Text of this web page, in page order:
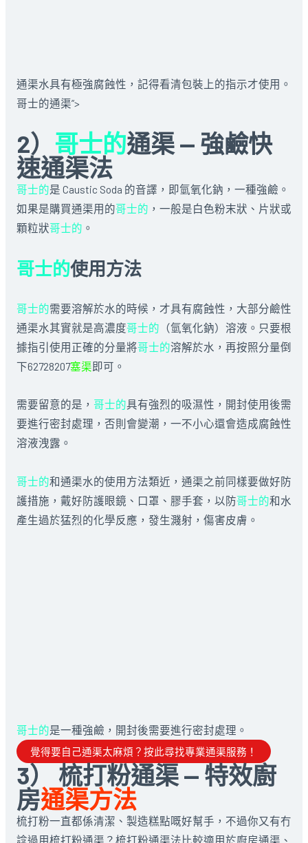
通渠水具有極強腐蝕性，記得看清包裝上的指示才使用。
哥士的通渠”>
2） 哥士的通渠 — 強鹼快
速通渠法
哥士的是 Caustic Soda 的音譯，即氫氧化鈉，一種強鹼。
如果是購買通渠用的哥士的 ，一般是白色粉末狀、片狀或
顆粒狀哥士的 。
哥士的使用方法
哥士的需要溶解於水的時候，才具有腐蝕性，大部分鹼性
通渠水其實就是高濃度哥士的 （氫氧化鈉）溶液。只要根
據指引使用正確的分量將哥士的溶解於水，再按照分量倒
下62728207塞渠即可。
需要留意的是， 哥士的具有強烈的吸濕性，開封使用後需
要進行密封處理，否則會變潮，一不小心還會造成腐蝕性
溶液洩露。
哥士的和通渠水的使用方法類近，通渠之前同樣要做好防
護措施，戴好防護眼鏡、口罩、膠手套，以防哥士的和水
產生過於猛烈的化學反應，發生濺射，傷害皮膚。
哥士的是一種強鹼，開封後需要進行密封處理。
覺得要自己通渠太麻煩？按此尋找專業通渠服務！
3） 梳打粉通渠 — 特效廚
房通渠方法
梳打粉一直都係清潔、製造糕點嘅好幫手，不過你又有冇
諗過用梳打粉通渠？梳打粉通渠法比較適用於廚房通渠、